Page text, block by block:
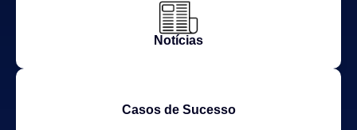
Notícias
Casos de Sucesso